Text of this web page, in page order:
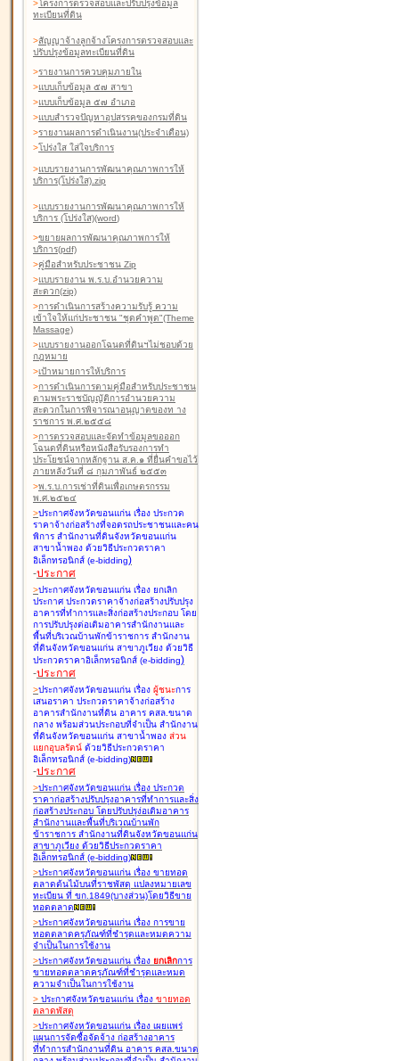
>โครงการตรวจสอบและปรับปรุงข้อมูล
ทะเบียนที่ดิน
>สัญญาจ้างลูกจ้างโครงการตรวจสอบและ
ปรับปรุงข้อมูลทะเบียนที่ดิน
>รายงานการควบคุมภายใน
>แบบเก็บข้อมูล ๕๗ สาขา
>แบบเก็บข้อมูล ๕๗ อำเภอ
>แบบสำรวจปัญหาอุปสรรคของกรมที่ดิน
>รายงานผลการดำเนินงาน(ประจำเดือน)
>โปร่งใส ใส่ใจบริการ
>แบบรายงานการพัฒนาคุณภาพการให้
บริการ(โปร่งใส).zip
>แบบรายงานการพัฒนาคุณภาพการให้
บริการ (โปร่งใส)(word)
>ขยายผลการพัฒนาคุณภาพการให้
บริการ(pdf)
>คู่มือสำหรับประชาชน Zip
>แบบรายงาน พ.ร.บ.อำนวยความ
สะดวก(zip)
>การดำเนินการสร้างความรับรู้ ความ
เข้าใจให้แก่ประชาชน "ชุดคำพูด"(Theme
Massage)
>แบบรายงานออกโฉนดที่ดินฯไม่ชอบด้วย
กฎหมาย
>เป้าหมายการให้บริการ
>การดำเนินการตามคู่มือสำหรับประชาชน
ตามพระราชบัญญัติการอำนวยความ
สะดวกในการพิจารณาอนุญาตของท าง
ราชการ พ.ศ.๒๕๕๘
>การตรวจสอบและจัดทำข้อมูลขอออก
โฉนดที่ดินหรือหนังสือรับรองการทำ
ประโยชน์จากหลักฐาน ส.ค.๑ ที่ยื่นคำขอไว้
ภายหลังวันที่ ๘ กุมภาพันธ์ ๒๕๕๓
>พ.ร.บ.การเช่าที่ดินเพื่อเกษตรกรรม
พ.ศ.๒๕๒๔
>ประกาศจังหวัดขอนแก่น เรื่อง ประกวด
ราคาจ้างก่อสร้างที่จอดรถประชาชนและคน
พิการ สำนักงานที่ดินจังหวัดขอนแก่น
สาขาน้ำพอง ด้วยวิธีประกวดราคา
อิเล็กทรอนิกส์ (e-bidding)
-ประกาศ
>ประกาศจังหวัดขอนแก่น เรื่อง ยกเลิก
ประกาศ ประกวดราคาจ้างก่อสร้างปรับปรุง
อาคารที่ทำการและสิ่งก่อสร้างประกอบ โดย
การปรับปรุงต่อเติมอาคารสำนักงานและ
พื้นที่บริเวณบ้านพักข้าราชการ สำนักงาน
ที่ดินจังหวัดขอนแก่น สาขาภูเวียง ด้วยวิธี
ประกวดราคาอิเล็กทรอนิกส์ (e-bidding)
-ประกาศ
>ประกาศจังหวัดขอนแก่น เรื่อง ผู้ชนะการ
เสนอราคา ประกวดราคาจ้างก่อสร้าง
อาคารสำนักงานที่ดิน อาคาร คสล.ขนาด
กลาง พร้อมส่วนประกอบที่จำเป็น สำนักงาน
ที่ดินจังหวัดขอนแก่น สาขาน้ำพอง ส่วน
แยกอุบลรัตน์ ด้วยวิธีประกวดราคา
อิเล็กทรอนิกส์ (e-bidding)
-ประกาศ
>ประกาศจังหวัดขอนแก่น เรื่อง ประกวด
ราคาก่อสร้างปรับปรุงอาคารที่ทำการและสิ่ง
ก่อสร้างประกอบ โดยปรับปรุง่อเติมอาคาร
สำนักงานและพื้นที่บริเวณบ้านพัก
ข้าราชการ สำนักงานที่ดินจังหวัดขอนแก่น
สาขาภูเวียง ด้วยวิธีประกวดราคา
อิเล็กทรอนิกส์ (e-bidding)
>ประกาศจังหวัดขอนแก่น เรื่อง ขายทอด
ตลาดต้นไม้บนที่ราชพัสดุ แปลงหมายเลข
ทะเบียน ที่ ขก.1849(บางส่วน)โดยวิธีขาย
ทอดตลาด
>ประกาศจังหวัดขอนแก่น เรื่อง การขาย
ทอดตลาดครุภัณฑ์ที่ชำรุดและหมดความ
จำเป็นในการใช้งาน
>ประกาศจังหวัดขอนแก่น เรื่อง ยกเลิกการ
ขายทอดตลาดครุภัณฑ์ที่ชำรุดและหมด
ความจำเป็นในการใช้งาน
> ประกาศจังหวัดขอนแก่น เรื่อง ขายทอด
ตลาดพัสดุ
>ประกาศจังหวัดขอนแก่น เรื่อง เผยแพร่
แผนการจัดซื้อจัดจ้าง ก่อสร้างอาคาร
ที่ทำการสำนักงานที่ดิน อาคาร คสล.ขนาด